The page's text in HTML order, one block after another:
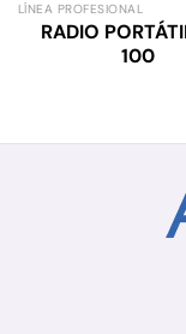
LÍNEA PROFESIONAL
RADIO
100